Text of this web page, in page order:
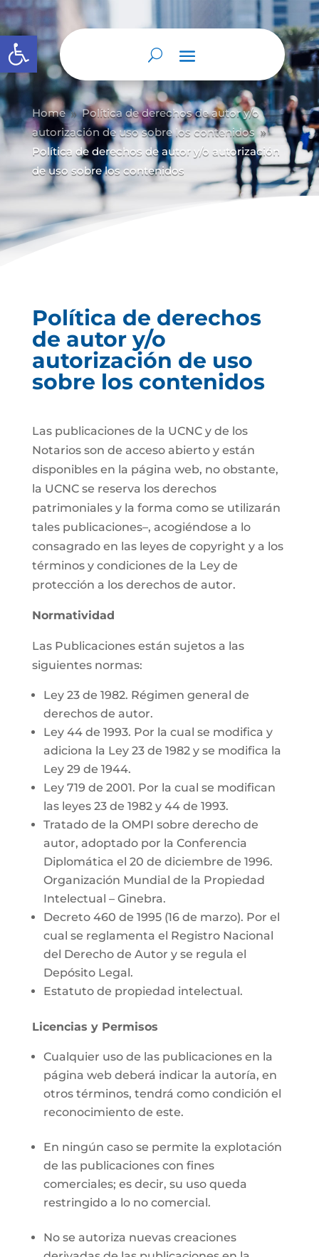
Abrir barra de herramientas
Home 9 Política de derechos de autor y/o
autorización de uso sobre los contenidos 9
Política de derechos de autor y/o autorización
de uso sobre los contenidos
Política de derechos
de autor y/o
autorización de uso
sobre los contenidos
Las publicaciones de la UCNC y de los
Notarios son de acceso abierto y están
disponibles en la página web, no obstante,
la UCNC se reserva los derechos
patrimoniales y la forma como se utilizarán
tales publicaciones–, acogiéndose a lo
consagrado en las leyes de copyright y a los
términos y condiciones de la Ley de
protección a los derechos de autor.
Normatividad
Las Publicaciones están sujetos a las
siguientes normas:
Ley 23 de 1982. Régimen general de
derechos de autor.
Ley 44 de 1993. Por la cual se modifica y
adiciona la Ley 23 de 1982 y se modifica la
Ley 29 de 1944.
Ley 719 de 2001. Por la cual se modifican
las leyes 23 de 1982 y 44 de 1993.
Tratado de la OMPI sobre derecho de
autor, adoptado por la Conferencia
Diplomática el 20 de diciembre de 1996.
Organización Mundial de la Propiedad
Intelectual – Ginebra.
Decreto 460 de 1995 (16 de marzo). Por el
cual se reglamenta el Registro Nacional
del Derecho de Autor y se regula el
Depósito Legal.
Estatuto de propiedad intelectual.
Licencias y Permisos
Cualquier uso de las publicaciones en la
página web deberá indicar la autoría, en
otros términos, tendrá como condición el
reconocimiento de este.
En ningún caso se permite la explotación
de las publicaciones con fines
comerciales; es decir, su uso queda
restringido a lo no comercial.
No se autoriza nuevas creaciones